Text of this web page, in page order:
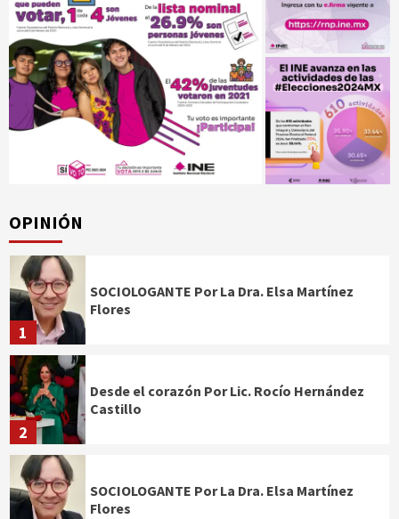
OPINIÓN
1
SOCIOLOGANTE Por La Dra. Elsa Martínez
Flores
2
Desde el corazón Por Lic. Rocío Hernández
Castillo
SOCIOLOGANTE Por La Dra. Elsa Martínez
Flores